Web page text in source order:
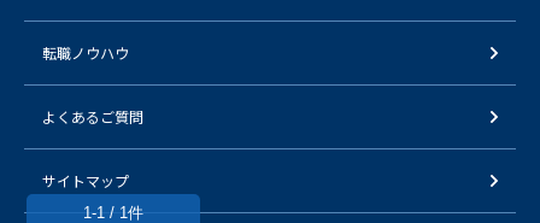
1-1 / 1件
転職ノウハウ
よくあるご質問
サイトマップ